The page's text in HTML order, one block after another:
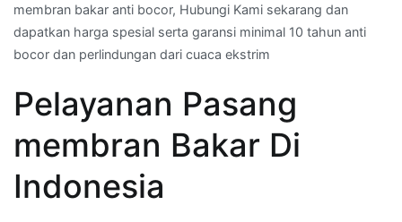
22
44
–
Kami
distributor
bakar
membran bakar anti bocor, Hubungi Kami sekarang dan
dapatkan harga spesial serta garansi minimal 10 tahun anti
bocor dan perlindungan dari cuaca ekstrim
Pelayanan Pasang
membran Bakar Di
Indonesia